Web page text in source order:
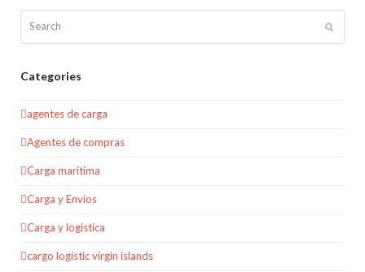
Categories
agentes de carga
Agentes de compras
Carga marítima
Carga y Envios
Carga y logística
cargo logistic virgin islands